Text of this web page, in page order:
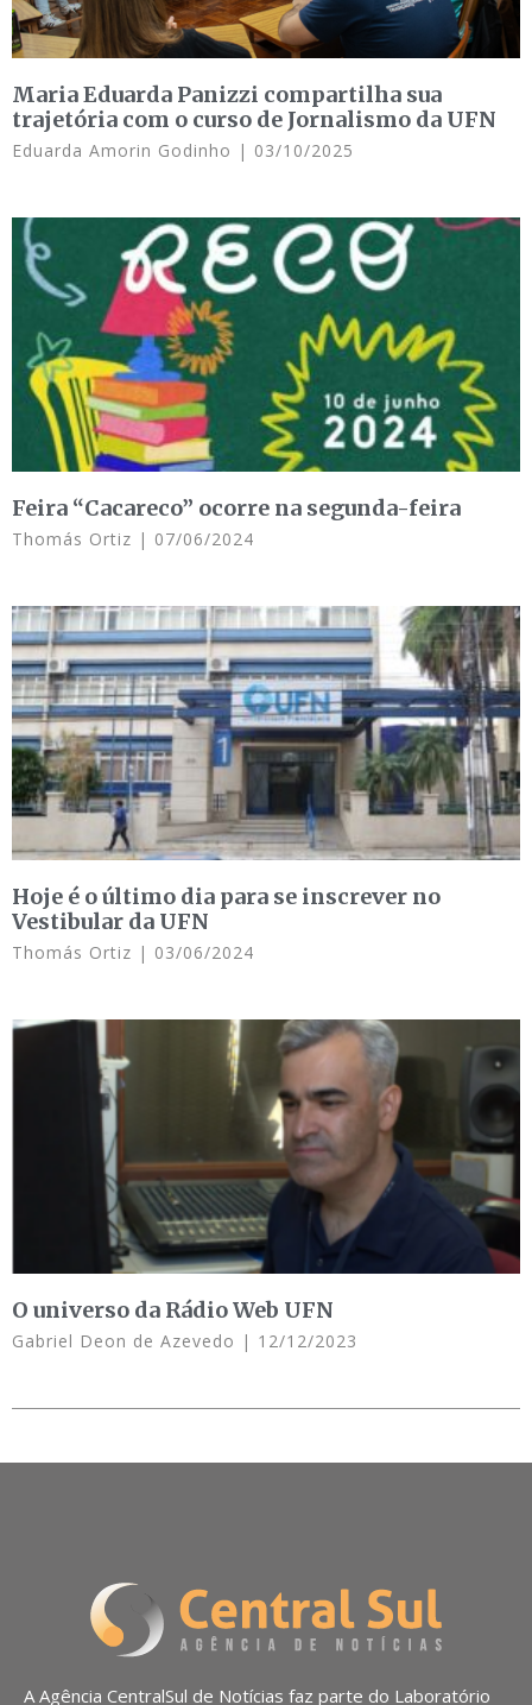
Maria Eduarda Panizzi compartilha sua
trajetória com o curso de Jornalismo da UFN
Eduarda Amorin Godinho 03/10/2025
Feira “Cacareco” ocorre na segunda-feira
Thomás Ortiz 07/06/2024
Hoje é o último dia para se inscrever no
Vestibular da UFN
Thomás Ortiz 03/06/2024
O universo da Rádio Web UFN
Gabriel Deon de Azevedo 12/12/2023
A Agência CentralSul de Notícias faz parte do Laboratório